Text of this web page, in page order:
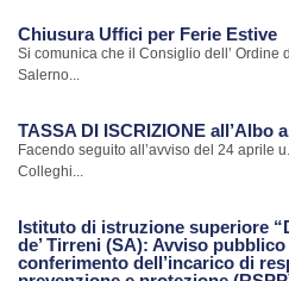
Chiusura Uffici per Ferie Estive
Si comunica che il Consiglio dell’ Ordine
Salerno...
TASSA DI ISCRIZIONE all’Albo
Facendo seguito all’avviso del 24 aprile
Colleghi...
Istituto di istruzione superiore
de’ Tirreni (SA): Avviso
conferimento dell’incarico di